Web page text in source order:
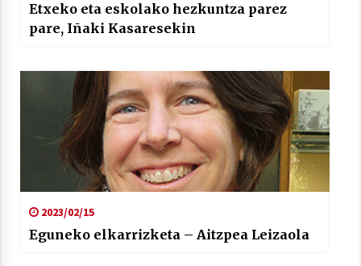
Etxeko eta eskolako hezkuntza parez
pare, Iñaki Kasaresekin
2023/02/15
Eguneko elkarrizketa – Aitzpea Leizaola